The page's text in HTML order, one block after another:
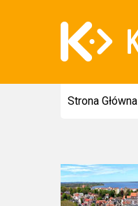
Strona Główna